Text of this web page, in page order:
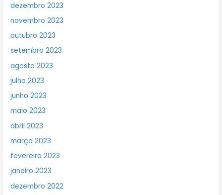
dezembro 2023
novembro 2023
outubro 2023
setembro 2023
agosto 2023
julho 2023
junho 2023
maio 2023
abril 2023
março 2023
fevereiro 2023
janeiro 2023
dezembro 2022